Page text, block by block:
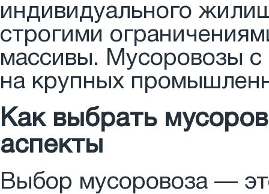
индивидуального
строгими
массивы. Мусоровозы
на крупных
Как выбрать
аспекты
Выбор мусоровоза —